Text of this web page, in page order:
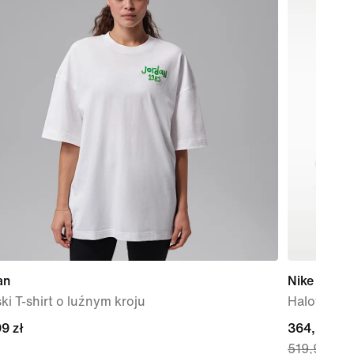
T-shirt o luźnym kroju
zł
zł
Nike
Halowe
current
price
364,99 zł
519,99 zł